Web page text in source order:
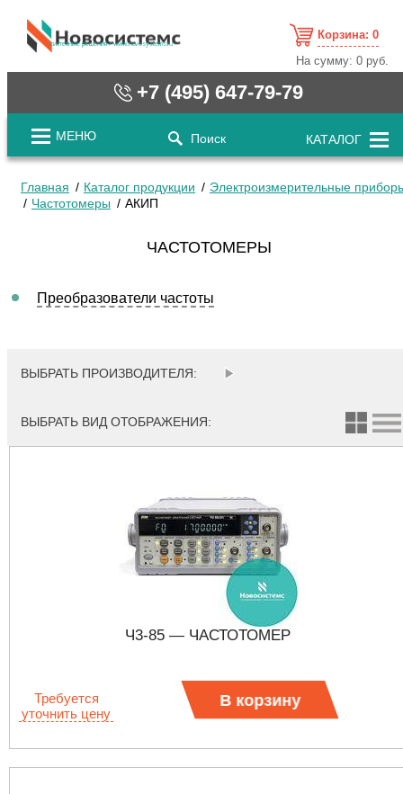
cистемные решения / www.novosystems.ru
Корзина: 0
На сумму:0 руб.
+7 (495) 647-79-79
МЕНЮ Поиск КАТАЛОГ
Главная Каталог продукции
Электроизмерительные
Частотомеры
АКИП
ЧАСТОТОМЕРЫ
Преобразователи частоты
ВЫБРАТЬ ПРОИЗВОДИТЕЛЯ:
ВЫБРАТЬ ВИД ОТОБРАЖЕНИЯ:
Ч3-85 — ЧАСТОТОМЕР
Требуется
уточнить цену
В корзину